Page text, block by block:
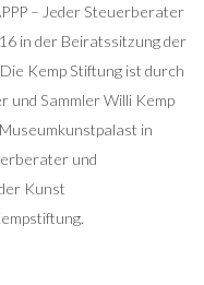
– Jeder Steuerberater
in der Beiratssitzung der
Kemp Stiftung ist durch
Sammler Willi Kemp
in
und
Kunst